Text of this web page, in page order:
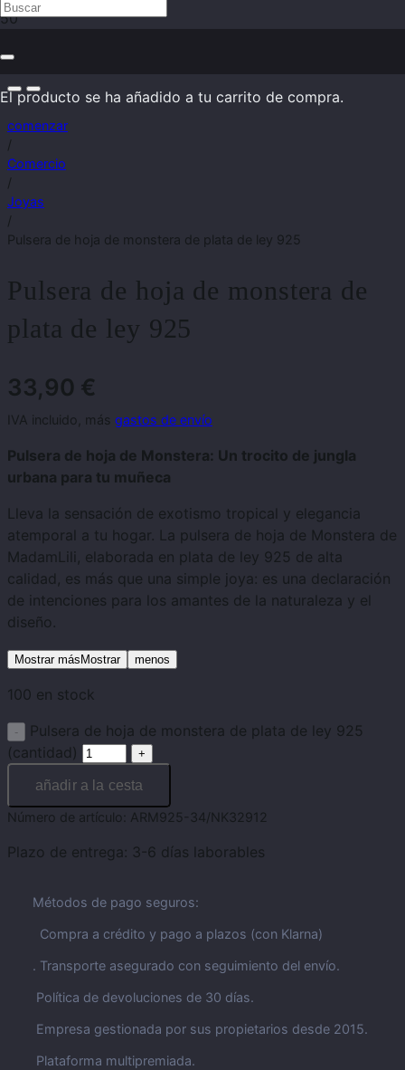
El producto se ha añadido a tu carrito de compra.
comenzar
/
Comercio
/
Joyas
/
Pulsera de hoja de monstera de plata de ley 925
Pulsera de hoja de monstera de
plata de ley 925
33,90 €
IVA incluido, más gastos de envío
Pulsera de hoja de Monstera: Un trocito de jungla
urbana para tu muñeca
Lleva la sensación de exotismo tropical y elegancia
atemporal a tu hogar. La pulsera de hoja de Monstera de
MadamLili, elaborada en plata de ley 925 de alta
calidad, es más que una simple joya: es una declaración
de intenciones para los amantes de la naturaleza y el
diseño.
Mostrar másMostrar menos
100 en stock
Pulsera de hoja de monstera de plata de ley 925
(cantidad)
añadir a la cesta
Número de artículo: ARM925-34/NK32912
Plazo de entrega: 3-6 días laborables
Métodos de pago seguros:
Compra a crédito y pago a plazos (con Klarna)
. Transporte asegurado con seguimiento del envío.
Política de devoluciones de 30 días.
Empresa gestionada por sus propietarios desde 2015.
Plataforma multipremiada.